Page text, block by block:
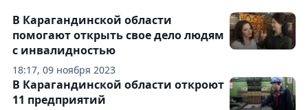
18:17, 09 ноября 2023
В Карагандинской области
помогают открыть свое дело людям
с инвалидностью
В Карагандинской области откроют
11 предприятий